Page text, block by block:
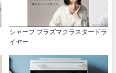
シャープ プラズマクラスタードラ
イヤー